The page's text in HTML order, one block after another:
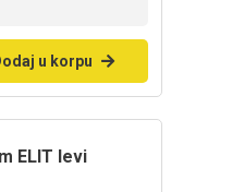
u korpu
ELIT levi